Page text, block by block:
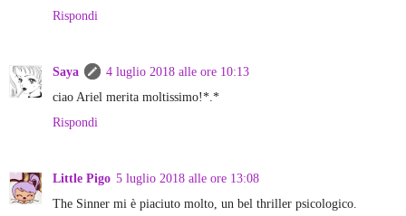
Rispondi
Saya
4 luglio 2018 alle ore 10:13
ciao Ariel merita moltissimo!*.*
Rispondi
Little Pigo 5 luglio 2018 alle ore 13:08
The Sinner mi è piaciuto molto, un bel thriller psicologico.